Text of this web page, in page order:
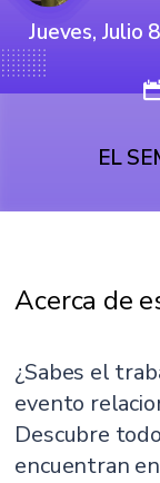
Jueves, Julio
EL
Acerca de
¿Sabes el
evento
Descubre
encuentran